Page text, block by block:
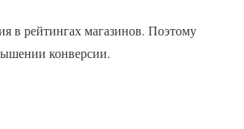
в рейтингах магазинов. Поэтому
конверсии.